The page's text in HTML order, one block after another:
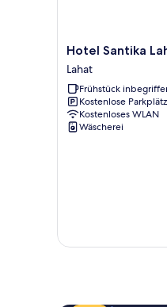
Hotel
Santika
Lahat
Lahat
Hotel Santika
Lahat
Frühstück
Kostenlose
Kostenloses WLAN
Wäscherei